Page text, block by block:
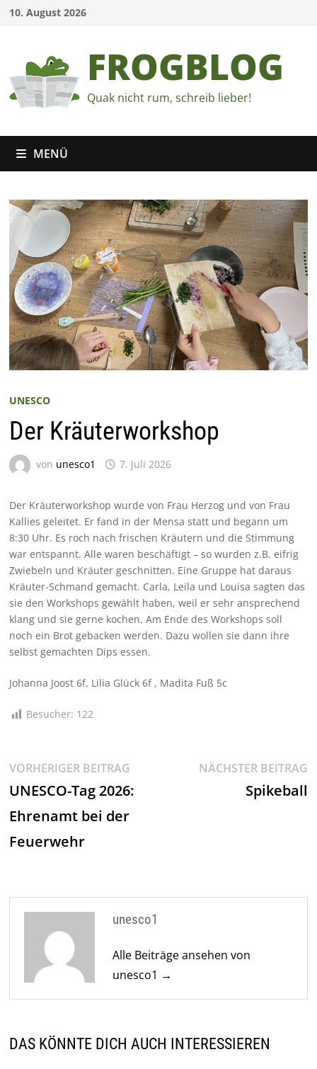
Zum10. August 2026
FROGBLOG
Quak nicht rum, schreib lieber!
MENÜ
UNESCO
Der Kräuterworkshop
von unesco1 7. Juli 2026
Der Kräuterworkshop wurde von Frau Herzog und von Frau
Kallies geleitet. Er fand in der Mensa statt und begann um
8:30 Uhr. Es roch nach frischen Kräutern und die Stimmung
war entspannt. Alle waren beschäftigt – so wurden z.B. eifrig
Zwiebeln und Kräuter geschnitten. Eine Gruppe hat daraus
Kräuter-Schmand gemacht. Carla, Leila und Louisa sagten das
sie den Workshops gewählt haben, weil er sehr ansprechend
klang und sie gerne kochen. Am Ende des Workshops soll
noch ein Brot gebacken werden. Dazu wollen sie dann ihre
selbst gemachten Dips essen.
Johanna Joost 6f, Lilia Glück 6f , Madita Fuß 5c
Besucher: 122
Beitragsnavigation
VORHERIGER BEITRAGVorheriger
Beitrag:
UNESCO-Tag 2026:
Ehrenamt bei der
Feuerwehr
NÄCHSTER BEITRAG
Spikeball
unesco1
Alle Beiträge ansehen von
unesco1 →
DAS KÖNNTE DICH AUCH INTERESSIEREN